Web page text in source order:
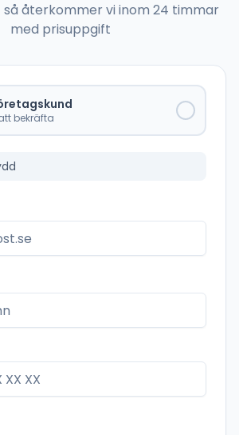
så återkommer vi inom 24 timmar
med prisuppgift
bekräfta